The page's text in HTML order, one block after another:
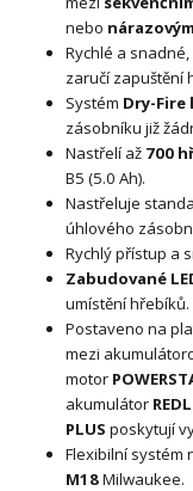
nebo nárazovým
Rychlé a snadné,
zaručí zapuštění
Systém Dry-
zásobníku již
Nastřelí až 700
B5 (5.0 Ah).
Nastřeluje
úhlového
Rychlý přístup a
Zabudované
umístění hřebíků.
Postaveno na
mezi
motor
akumulátor
PLUS poskytují
Flexibilní systém
M18Milwaukee.